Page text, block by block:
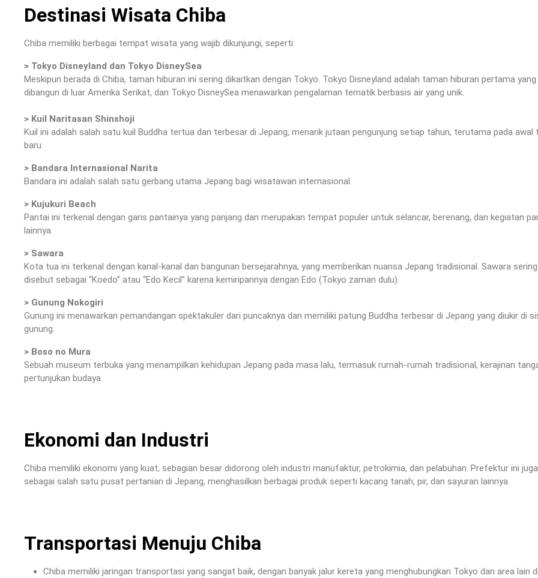
Destinasi Wisata Chiba
Chiba memiliki berbagai tempat wisata yang wajib dikunjungi, seperti:
> Tokyo Disneyland dan Tokyo DisneySea
Meskipun berada di Chiba, taman hiburan ini sering dikaitkan dengan Tokyo. Tokyo Disneyland adalah taman hiburan pertama yang
dibangun di luar Amerika Serikat, dan Tokyo DisneySea menawarkan pengalaman tematik berbasis air yang unik.
> Kuil Naritasan Shinshoji
Kuil ini adalah salah satu kuil Buddha tertua dan terbesar di Jepang, menarik jutaan pengunjung setiap tahun, terutama pada awal
baru.
> Bandara Internasional Narita
Bandara ini adalah salah satu gerbang utama Jepang bagi wisatawan internasional.
> Kujukuri Beach
Pantai ini terkenal dengan garis pantainya yang panjang dan merupakan tempat populer untuk selancar, berenang, dan kegiatan
lainnya.
> Sawara
Kota tua ini terkenal dengan kanal-kanal dan bangunan bersejarahnya, yang memberikan nuansa Jepang tradisional. Sawara sering
disebut sebagai “Koedo” atau “Edo Kecil” karena kemiripannya dengan Edo (Tokyo zaman dulu).
> Gunung Nokogiri
Gunung ini menawarkan pemandangan spektakuler dari puncaknya dan memiliki patung Buddha terbesar di Jepang yang diukir di
gunung.
> Boso no Mura
Sebuah museum terbuka yang menampilkan kehidupan Jepang pada masa lalu, termasuk rumah-rumah tradisional, kerajinan
pertunjukan budaya.
Ekonomi dan Industri
Chiba memiliki ekonomi yang kuat, sebagian besar didorong oleh industri manufaktur, petrokimia, dan pelabuhan. Prefektur ini
sebagai salah satu pusat pertanian di Jepang, menghasilkan berbagai produk seperti kacang tanah, pir, dan sayuran lainnya.
Transportasi Menuju Chiba
Chiba memiliki jaringan transportasi yang sangat baik, dengan banyak jalur kereta yang menghubungkan Tokyo dan area lain di